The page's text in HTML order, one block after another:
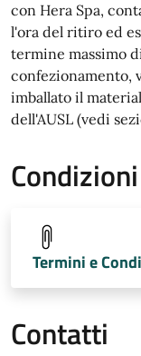
con Hera Spa,
l'ora del ritiro ed
termine massimo
confezionamento,
imballato il
dell'AUSL (vedi
Termini e
Contatti